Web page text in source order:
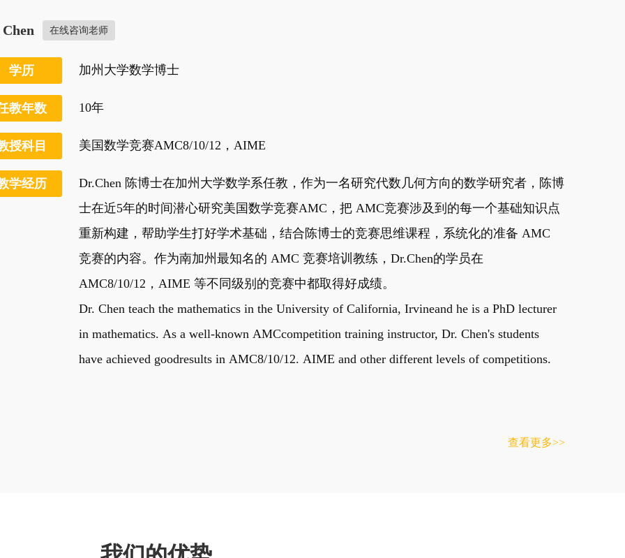
在线咨询老师
学历 加州大学数学博士
教年数 10年
授科目 美国数学竞赛AMC8/10/12，AIME
学经历
Dr.Chen 陈博士在加州大学数学系任教，作为一名研究代数几何方向的数学研究者，陈博
士在近5年的时间潜心研究美国数学竞赛AMC，把 AMC竞赛涉及到的每一个基础知识点
重新构建，帮助学生打好学术基础，结合陈博士的竞赛思维课程，系统化的准备 AMC
竞赛的内容。作为南加州最知名的 AMC 竞赛培训教练，Dr.Chen的学员在
AMC8/10/12，AIME 等不同级别的竞赛中都取得好成绩。
Dr. Chen teach the mathematics in the University of California, Irvineand he is a PhD lecturer
in mathematics. As a well-known AMCcompetition training instructor, Dr. Chen's students
have achieved goodresults in AMC8/10/12. AIME and other different levels of competitions.
查看更多